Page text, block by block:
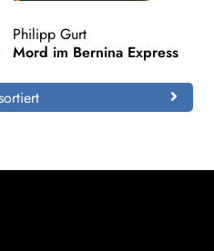
Philipp Gurt
Mord im Bernina Express